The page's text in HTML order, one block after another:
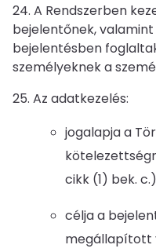
24. A Rendszerben
bejelentőnek,
bejelentésben
személyeknek a
25. Az adatkezelés:
jogalapja a
cikk (1) bek.
célja a
megállapított